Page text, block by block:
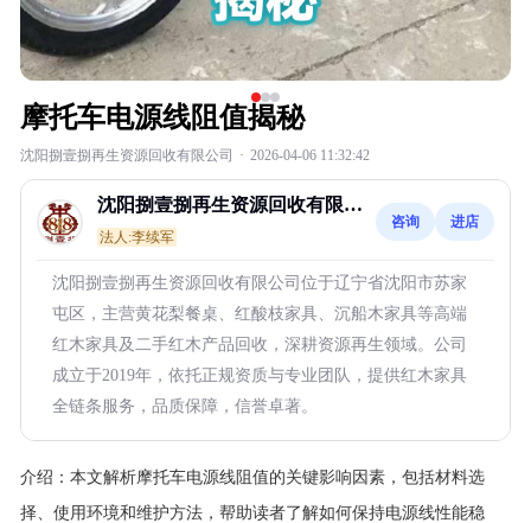
摩托车电源线阻值揭秘
沈阳捌壹捌再生资源回收有限公司 · 2026-04-06 11:32:42
沈阳捌壹捌再生资源回收有限公
司
法人:李续军
咨询 进店
沈阳捌壹捌再生资源回收有限公司位于辽宁省沈阳市苏家
屯区，主营黄花梨餐桌、红酸枝家具、沉船木家具等高端
红木家具及二手红木产品回收，深耕资源再生领域。公司
成立于2019年，依托正规资质与专业团队，提供红木家具
全链条服务，品质保障，信誉卓著。
介绍： 本文解析摩托车电源线阻值的关键影响因素，包括材料选
择、使用环境和维护方法，帮助读者了解如何保持电源线性能稳